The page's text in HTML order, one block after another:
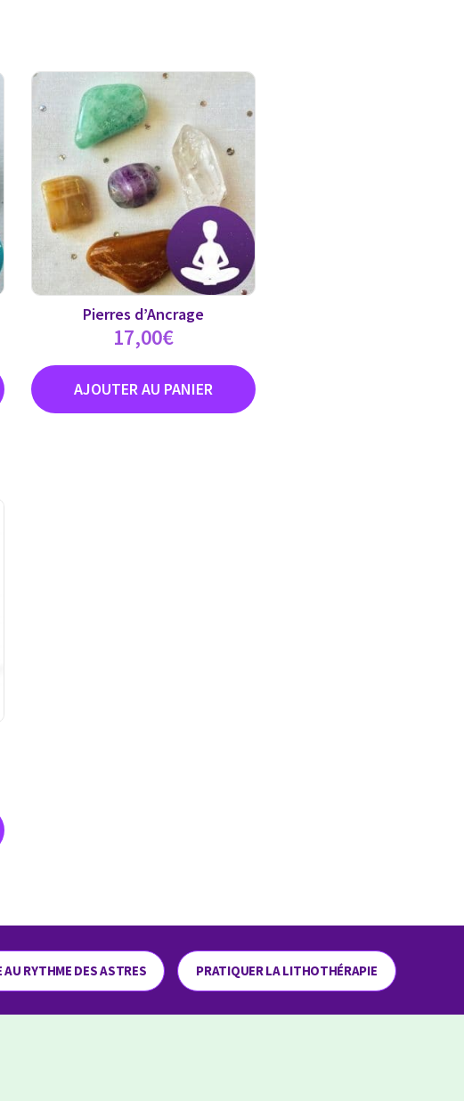
Pierres d’Ancrage
17,00€
AU RYTHME DES ASTRES PRATIQUER LA LITHOTHÉRAPIE